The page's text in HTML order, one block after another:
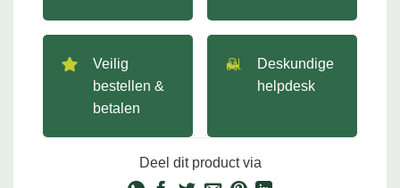
Veilig
bestellen &
betalen
Deskundige
helpdesk
Deel dit product via